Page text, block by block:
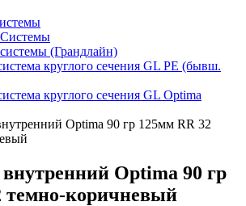
(Грандлайн)
круглого сечения GL PE (бывш.
круглого сечения GL Optima
Optima 90 гр 125мм RR 32
Optima 90 гр
темно-коричневый